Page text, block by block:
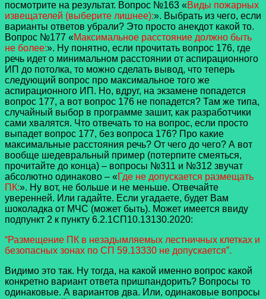
посмотрите на результат. Вопрос №163 «Виды пожарных
извещателей (выберите лишнее):». Выбрать из чего, если
варианты ответов убрали? Это просто анекдот какой то.
Вопрос №177 «Максимальное расстояние должно быть
не более:». Ну понятно, если прочитать вопрос 176, где
речь идет о минимальном расстоянии от аспирационного
ИП до потолка, то можно сделать вывод, что теперь
следующий вопрос про максимальное того же
аспирационного ИП. Но, вдруг, на экзамене попадется
вопрос 177, а вот вопрос 176 не попадется? Там же типа,
случайный выбор в программе зашит, как разработчики
сами хвалятся. Что отвечать то на вопрос, если просто
выпадет вопрос 177, без вопроса 176? Про какие
максимальные расстояния речь? От чего до чего? А вот
вообще шедевральный пример (потерпите смеяться,
прочитайте до конца) – вопросы №311 и №312 звучат
абсолютно одинаково – «Где не допускается размещать
ПК:». Ну вот, не больше и не меньше. Отвечайте
уверенней. Или гадайте. Если угадаете, будет Вам
шоколадка от МЧС (может быть). Может имеется ввиду
подпункт 2 к пункту 6.2.1СП10.13130.2020:
“Размещение ПК в незадымляемых лестничных клетках и
безопасных зонах по СП 59.13330 не допускается”.
Видимо это так. Ну тогда, на какой именно вопрос какой
конкретно вариант ответа пришпандорить? Вопросы то
одинаковые. А вариантов два. Или, одинаковые вопросы